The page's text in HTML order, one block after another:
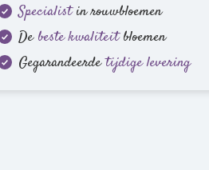
Specialistin rouwbloemen
Debeste kwaliteitbloemen
Gegarandeerdetijdige levering